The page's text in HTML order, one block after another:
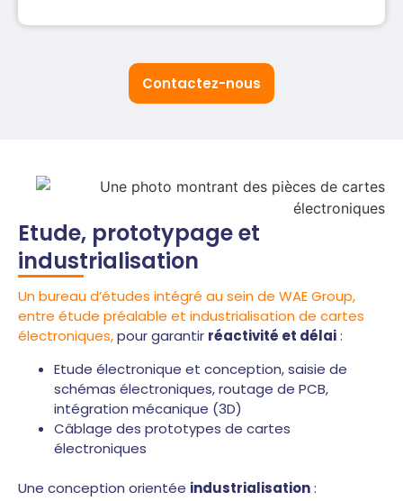
Contactez-nous
Etude, prototypage et
industrialisation
Un bureau d’études intégré au sein de WAE Group,
entre étude préalable et industrialisation de cartes
électroniques,pour garantir réactivité et délai:
Etude électronique et conception, saisie de
schémas électroniques, routage de PCB,
intégration mécanique (3D)
Câblage des prototypes de cartes
électroniques
Une conception orientée industrialisation: